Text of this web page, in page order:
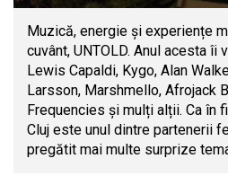
Muzică, energie și experiențe
cuvânt, UNTOLD. Anul acesta îi
Lewis Capaldi, Kygo, Alan
Larsson, Marshmello, Afrojack
Frequencies și mulți alții. Ca în
Cluj este unul dintre partenerii
pregătit mai multe surprize